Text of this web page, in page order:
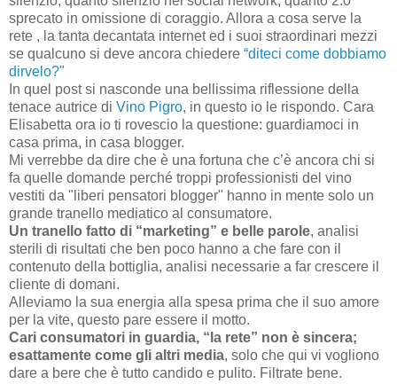
sprecato in omissione di coraggio. Allora a cosa serve la
rete , la tanta decantata internet ed i suoi straordinari mezzi
se qualcuno si deve ancora chiedere “diteci come dobbiamo
dirvelo?"
In quel post si nasconde una bellissima riflessione della
tenace autrice di Vino Pigro, in questo io le rispondo. Cara
Elisabetta ora io ti rovescio la questione: guardiamoci in
casa prima, in casa blogger.
Mi verrebbe da dire che è una fortuna che c’è ancora chi si
fa quelle domande perché troppi professionisti del vino
vestiti da "liberi pensatori blogger" hanno in mente solo un
grande tranello mediatico al consumatore.
Un tranello fatto di “marketing” e belle parole, analisi
sterili di risultati che ben poco hanno a che fare con il
contenuto della bottiglia, analisi necessarie a far crescere il
cliente di domani.
Alleviamo la sua energia alla spesa prima che il suo amore
per la vite, questo pare essere il motto.
Cari consumatori in guardia, “la rete” non è sincera;
esattamente come gli altri media, solo che qui vi vogliono
dare a bere che è tutto candido e pulito. Filtrate bene.